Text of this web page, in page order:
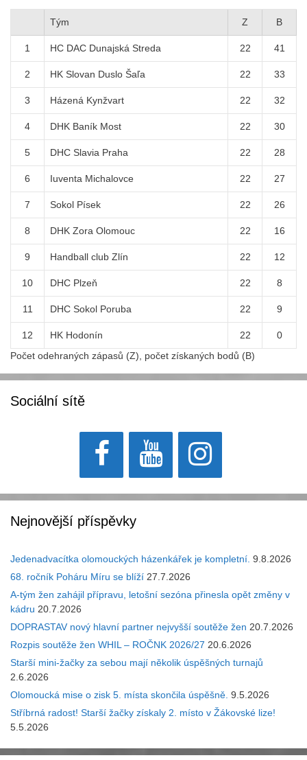
Tým Z B
1 HC DAC Dunajská Streda 22 41
2 HK Slovan Duslo Šaľa 22 33
3 Házená Kynžvart 22 32
4 DHK Baník Most 22 30
5 DHC Slavia Praha 22 28
6 Iuventa Michalovce 22 27
7 Sokol Písek 22 26
8 DHK Zora Olomouc 22 16
9 Handball club Zlín 22 12
10 DHC Plzeň 22 8
11 DHC Sokol Poruba 22 9
12 HK Hodonín 22
0
Počet odehraných zápasů (Z), počet získaných bodů (B)
Sociální sítě
Nejnovější příspěvky
Jedenadvacítka olomouckých házenkářek je kompletní. 9.8.2026
68. ročník Poháru Míru se blíží 27.7.2026
A-tým žen zahájil přípravu, letošní sezóna přinesla opět změny v
kádru 20.7.2026
DOPRASTAV nový hlavní partner nejvyšší soutěže žen 20.7.2026
Rozpis soutěže žen WHIL – ROČNK 2026/27 20.6.2026
Starší mini-žačky za sebou mají několik úspěšných turnajů
2.6.2026
Olomoucká mise o zisk 5. místa skončila úspěšně. 9.5.2026
Stříbrná radost! Starší žačky získaly 2. místo v Žákovské lize!
5.5.2026